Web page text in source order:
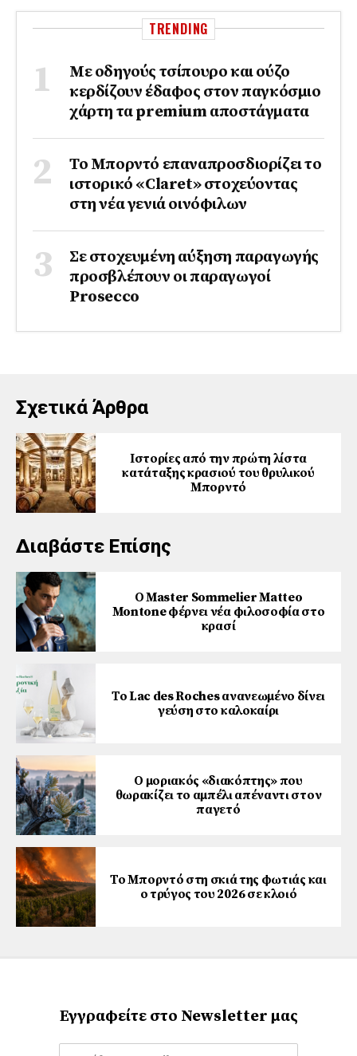
TRENDING
Με οδηγούς τσίπουρο και ούζο
κερδίζουν έδαφος στoν παγκόσμιο
χάρτη τα premium αποστάγματα
Το Μπορντό επαναπροσδιορίζει το
ιστορικό «Claret» στοχεύοντας
στη νέα γενιά οινόφιλων
Σε στοχευμένη αύξηση παραγωγής
προσβλέπουν οι παραγωγοί
Prosecco
Σχετικά Άρθρα
Ιστορίες από την πρώτη λίστα
κατάταξης κρασιού του θρυλικού
Μπορντό
Διαβάστε Επίσης
Ο Master Sommelier Matteo
Montone φέρνει νέα φιλοσοφία στο
κρασί
Το Lac des Roches ανανεωμένο δίνει
γεύση στο καλοκαίρι
Ο μοριακός «διακόπτης» που
θωρακίζει το αμπέλι απέναντι στον
παγετό
Το Μπορντό στη σκιά της φωτιάς και
ο τρύγος του 2026 σε κλοιό
Εγγραφείτε στο Newsletter μας